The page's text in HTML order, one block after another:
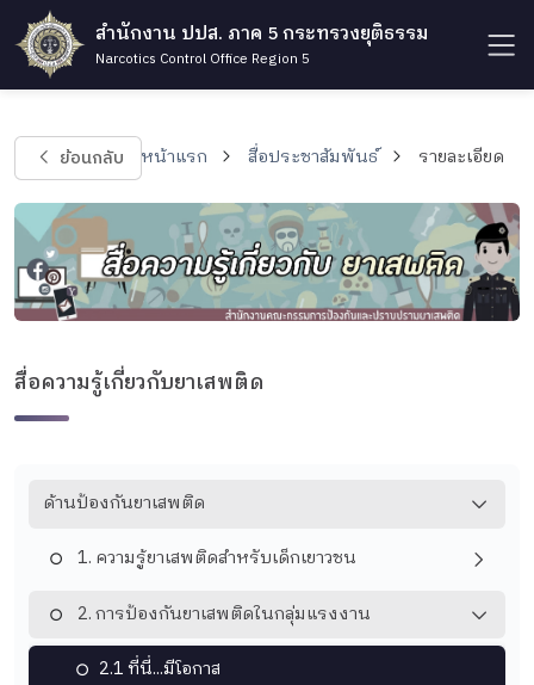
สำนักงาน ปปส. ภาค 5 กระทรวงยุติธรรม
Narcotics Control Office Region 5
ย้อนกลับ หน้าแรก สื่อประชาสัมพันธ์ รายละเอียด
สื่อความรู้เกี่ยวกับยาเสพติด
ด้านป้องกันยาเสพติด
1. ความรู้ยาเสพติดสำหรับเด็กเยาวชน
2. การป้องกันยาเสพติดในกลุ่มแรงงาน
2.1 ที่นี่...มีโอกาส